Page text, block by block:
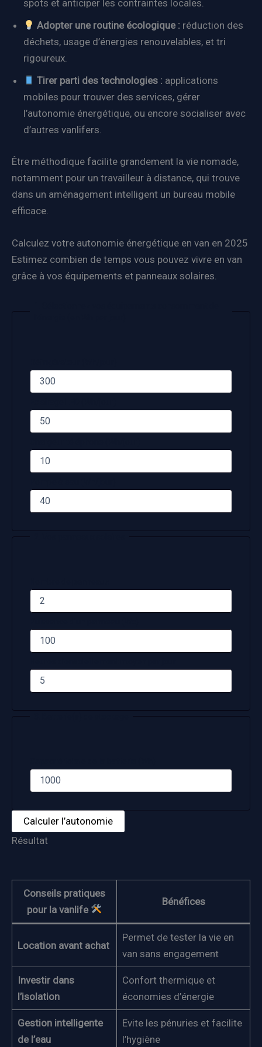
spots et anticiper les contraintes locales.
Adopter une routine écologique : réduction des
déchets, usage d’énergies renouvelables, et tri
rigoureux.
Tirer parti des technologies : applications
mobiles pour trouver des services, gérer
l’autonomie énergétique, ou encore socialiser avec
d’autres vanlifers.
Être méthodique facilite grandement la vie nomade,
notamment pour un travailleur à distance, qui trouve
dans un aménagement intelligent un bureau mobile
efficace.
Calculez votre autonomie énergétique en van en 2025
Estimez combien de temps vous pouvez vivre en van
grâce à vos équipements et panneaux solaires.
Calculer l’autonomie
Résultat
Conseils pratiques
pour la vanlife
Bénéfices
Location avant achat
Permet de tester la vie en
van sans engagement
Investir dans
l’isolation
Confort thermique et
économies d’énergie
Gestion intelligente
de l’eau
Evite les pénuries et facilite
l’hygiène